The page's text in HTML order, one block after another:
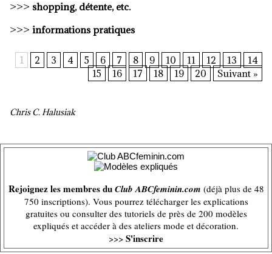
>>> shopping, détente, etc.
>>> informations pratiques
1 2 3 4 5 6 7 8 9 10 11 12 13
14
15
16 17 18 19 20 Suivant »
Chris C. Halusiak
Rejoignez les membres duClub ABCfeminin.com (déjà plus de 48
750 inscriptions). Vous pourrez télécharger les explications
gratuites ou consulter des tutoriels de près de 200 modèles
expliqués et accéder à des ateliers mode et décoration.
>>> S'inscrire